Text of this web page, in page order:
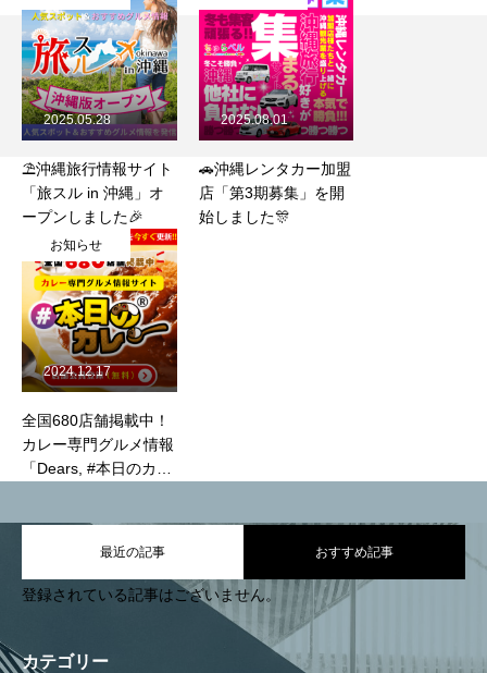
HOME
COMPANY
BUSINESS
RECRUIT
TOPPAGE NEWS ABOUT US CONTACT
⛱️沖縄旅行情報サイト
「旅スル in 沖縄」オ
ープンしました🎉
2025.05.28
🚗沖縄レンタカー加盟
店「第3期募集」を開
始しました🎊
2025.08.01
お知らせ
全国680店舗掲載中！
カレー専門グルメ情報
「Dears, #本日のカレ
2024.12.17
最近の記事 おすすめ記事
登録されている記事はございません。
カテゴリー